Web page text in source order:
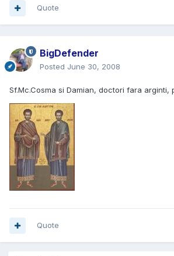
Quote
BigDefender
Posted June 30, 2008
Sf.Mc.Cosma si Damian, doctori fara arginti,
Quote